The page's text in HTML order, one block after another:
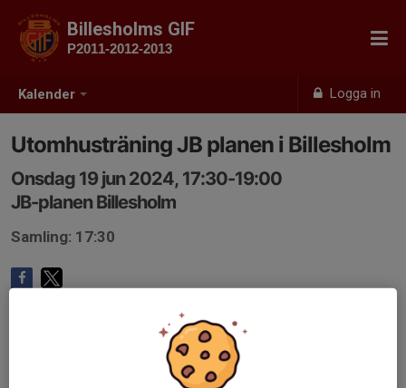
Kalender Logga in
Billesholms GIF
P2011-2012-2013
Utomhusträning JB planen i Billesholm
Onsdag 19 jun 2024, 17:30-19:00
JB-planen Billesholm
Samling: 17:30